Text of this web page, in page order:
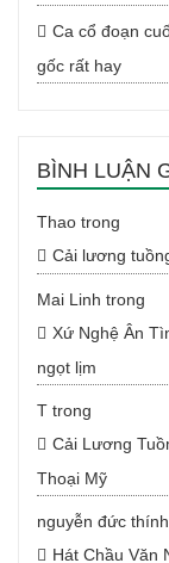
Ca cổ đoạn
gốc rất hay
BÌNH LUẬN
Thao trong
Cải lương
Mai Linh trong
Xứ Nghệ Ân
ngọt lịm
T trong
Cải Lương
Thoại Mỹ
nguyễn đức thính
Hát Chầu Văn